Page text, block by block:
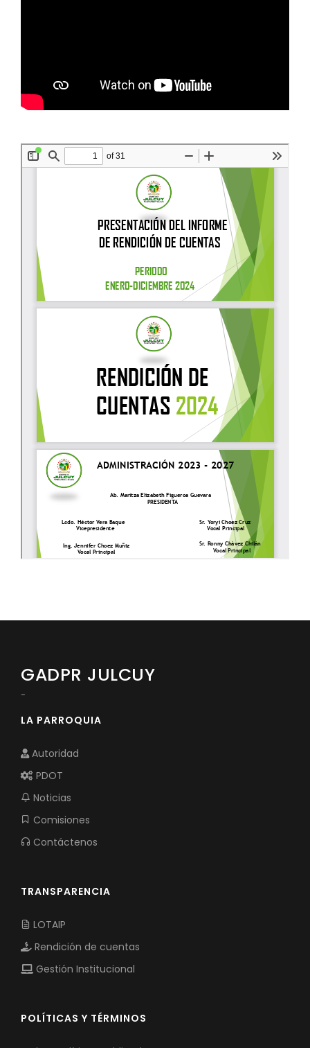
Obras y proyectos
GADPR JULCUY
-
LA PARROQUIA
Autoridad
PDOT
Noticias
Comisiones
Contáctenos
TRANSPARENCIA
LOTAIP
Rendición de cuentas
Gestión Institucional
POLÍTICAS Y TÉRMINOS